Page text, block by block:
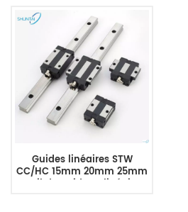
Guides linéaires STW
CC/HC 15mm 20mm 25mm
Rail de guidage linéaire